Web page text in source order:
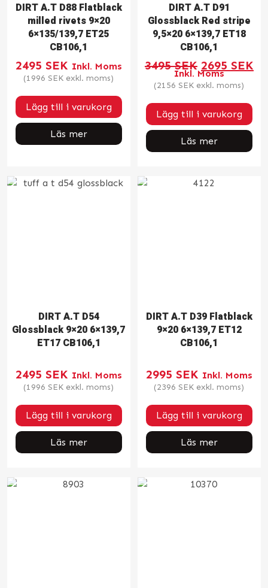
DIRT A.T D88 Flatblack
milled rivets 9×20
6×135/139,7 ET25
CB106,1
2495 SEK Inkl. Moms
(1996 SEK exkl. moms)
Lägg till i varukorg
Läs mer
DIRT A.T D91
Glossblack Red stripe
9,5×20 6×139,7 ET18
CB106,1
3495SEK Det
priset
var:
3495 SEK.
2695 SEK
Inkl. Moms
(2156 SEK exkl. moms)
Lägg till i varukorg
Läs mer
DIRT A.T D54
Glossblack 9×20 6×139,7
ET17 CB106,1
2495 SEK Inkl. Moms
(1996 SEK exkl. moms)
Lägg till i varukorg
Läs mer
DIRT A.T D39 Flatblack
9×20 6×139,7 ET12
CB106,1
2995 SEK Inkl. Moms
(2396 SEK exkl. moms)
Lägg till i varukorg
Läs mer